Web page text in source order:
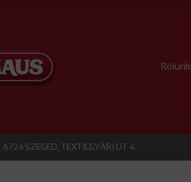
Rólunk
6724 SZEGED, TEXTILGYÁRI ÚT 4.